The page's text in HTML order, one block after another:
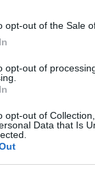
opt-out of the Sale
opt-out of
opt-out of
Data that Is
ben
szállították